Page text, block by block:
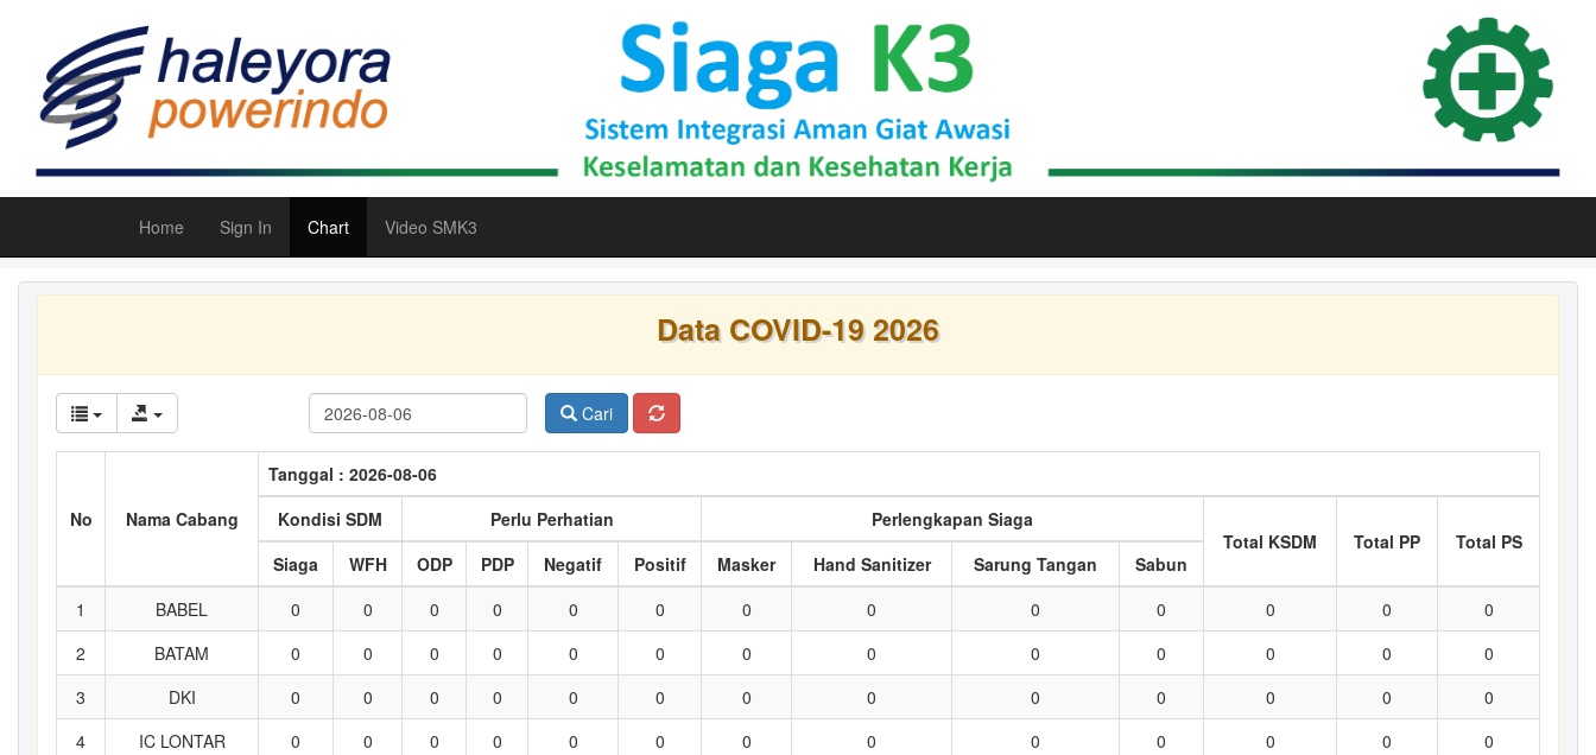
Home Sign In Chart Video SMK3
Data COVID-19 2026
Cari
No Nama Cabang
Tanggal : 2026-08-06
Kondisi SDM
Perlu Perhatian
Perlengkapan Siaga
Total KSDM
Total PP
Total PS
Siaga
WFH ODP PDP Negatif Positif Masker Hand Sanitizer Sarung Tangan
Sabun
1
BABEL 0 0 0 0 0 0 0 0 0 0 0 0
0
2
BATAM 0 0 0 0 0 0 0 0 0 0 0 0
0
3
DKI 0 0 0 0 0 0 0 0 0 0 0 0
0
4
IC LONTAR 0 0 0 0 0 0 0 0 0 0 0 0
0